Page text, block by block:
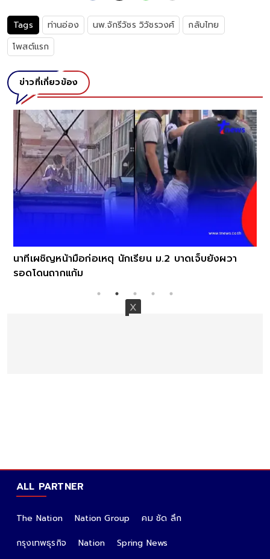
Tags ท่านอ่อง นพ.จักรีวัชร วิวัชรวงศ์
กลับไทย
โพสต์แรก
ข่าวที่เกี่ยวข้อง
าดเจ็บยังผวา
อัปเดตราคาน้ำมันพรุ่งนี้ (10 ส.ค. 69) แ
ดีเซล ล่าสุด
ALL PARTNER
The Nation Nation Group
คม ชัด ลึก
กรุงเทพธุรกิจ
Nation
Spring News